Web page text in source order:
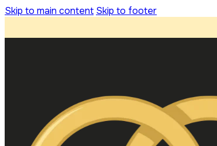
Skip to main content Skip to footer